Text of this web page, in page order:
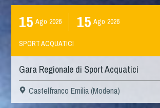
15 Ago 2026 15 Ago 2026
SPORT ACQUATICI
Gara Regionale di Sport Acquatici
Castelfranco Emilia (Modena)